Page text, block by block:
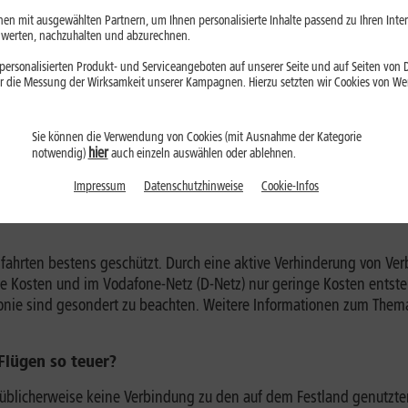
eingestellt, entscheiden Sie selbst, welches
-> Mobile Netzwerke -> Netzbetreiber“ (je nach Hersteller
unter „Einstellungen -> Mobilfunk -> Netzauswahl“. Wenn Sie
Standort wählen.
hohe Kosten verursachen, deshalb ist es umso wichtiger,
die Funktion Daten-Roaming in den Einstellungen Ihres
zu unterbinden. Die sicherste Methode ist es jedoch, in den
bestens geschützt. Durch eine aktive Verhinderung von
Kosten und im Vodafone-Netz (D-Netz) nur geringe Kosten
sind gesondert zu beachten. Weitere Informationen zum
so teuer?
keine Verbindung zu den auf dem Festland
mit ausgewählten Partnern, um Ihnen personalisierte Inhalte passend zu Ihren
nachzuhalten und abzurechnen.
Produkt- und Serviceangeboten auf unserer Seite und auf Seiten von
Messung der Wirksamkeit unserer Kampagnen. Hierzu setzten wir Cookies von
Sie können die Verwendung von Cookies (mit Ausnahme der Kategorie
notwendig) hierauch einzeln auswählen oder ablehnen.
Impressum Datenschutzhinweise Cookie-Infos